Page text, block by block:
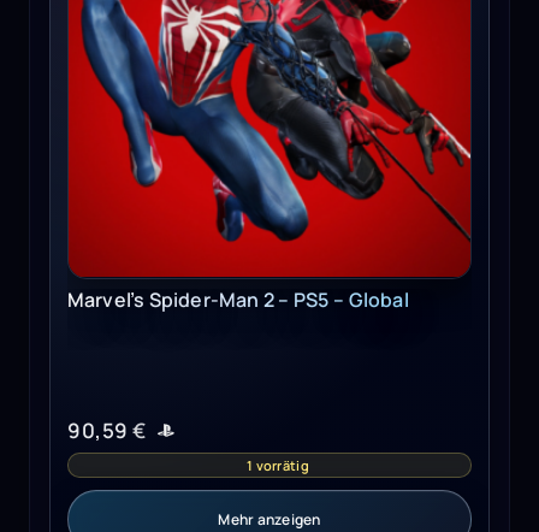
Marvel’s Spider-Man 2 – PS5 – Global
90,59 €
1 vorrätig
Mehr anzeigen